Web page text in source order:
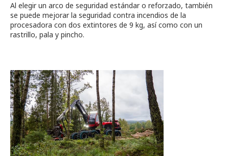
Al elegir un arco de seguridad estándar o reforzado, también
se puede mejorar la seguridad contra incendios de la
procesadora con dos extintores de 9 kg, así como con un
rastrillo, pala y pincho.